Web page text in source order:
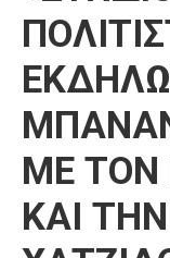
ΜΕ ΤΟΝ
ΚΑΙ